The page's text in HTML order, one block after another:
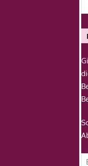
E-